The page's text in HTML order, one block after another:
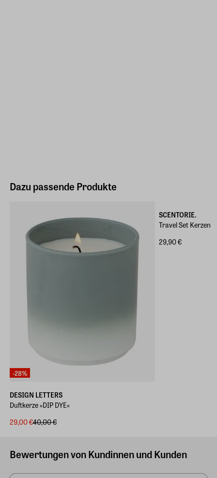
Dazu passende Produkte
-28%
DESIGN LETTERS
Duftkerze »DIP DYE«
29,00 €40,00 €
SCENTORIE.
Travel Set Kerzen
29,90 €
Bewertungen von Kundinnen und Kunden